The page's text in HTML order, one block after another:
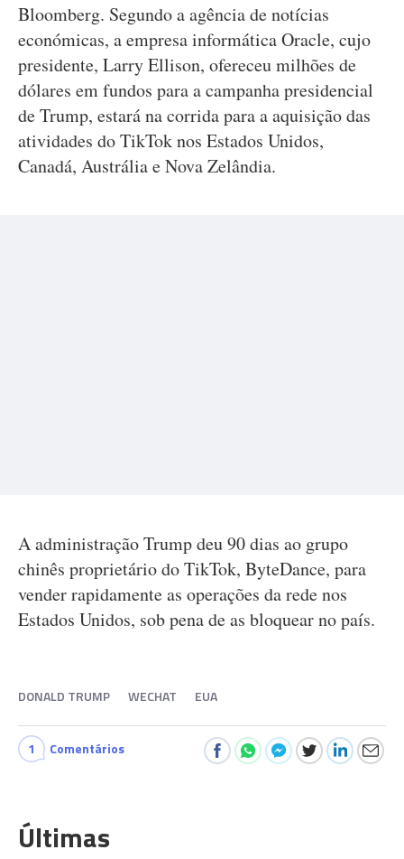
Bloomberg. Segundo a agência de notícias
económicas, a empresa informática Oracle, cujo
presidente, Larry Ellison, ofereceu milhões de
dólares em fundos para a campanha presidencial
de Trump, estará na corrida para a aquisição das
atividades do TikTok nos Estados Unidos,
Canadá, Austrália e Nova Zelândia.
A administração Trump deu 90 dias ao grupo
chinês proprietário do TikTok, ByteDance, para
vender rapidamente as operações da rede nos
Estados Unidos, sob pena de as bloquear no país.
DONALD TRUMP WECHAT EUA
1 Comentários
Últimas